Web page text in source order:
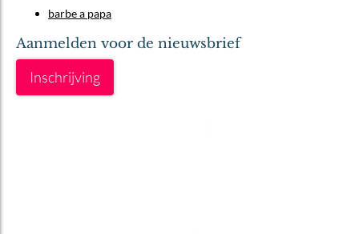
barbe a papa
Aanmelden voor de nieuwsbrief
Inschrijving